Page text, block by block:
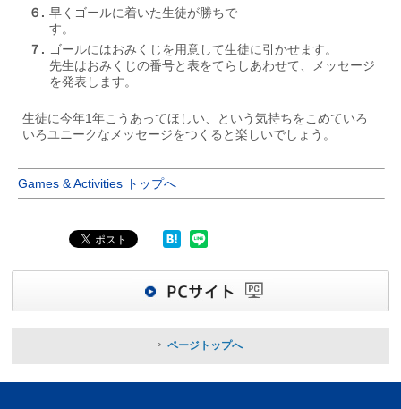
６. 早くゴールに着いた生徒が勝ちで
す。
７. ゴールにはおみくじを用意して生徒に引かせます。
先生はおみくじの番号と表をてらしあわせて、メッセージ
を発表します。
生徒に今年1年こうあってほしい、という気持ちをこめていろ
いろユニークなメッセージをつくると楽しいでしょう。
Games & Activities トップへ
ページトップへ